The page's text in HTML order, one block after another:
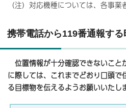
（注）対応機種については、各事業
携帯電話から119番通報す
位置情報が十分確認できないこ
に際しては、これまでどおり口頭
る目標物を伝えるようお願いいたし